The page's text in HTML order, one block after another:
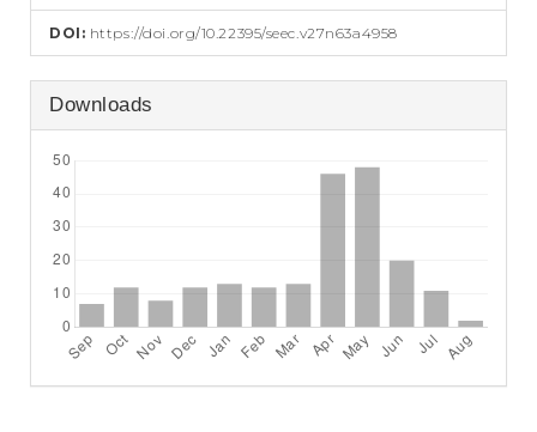
r
DOI: https://doi.org/10.22395/seec.v27n63a4958
Downloads